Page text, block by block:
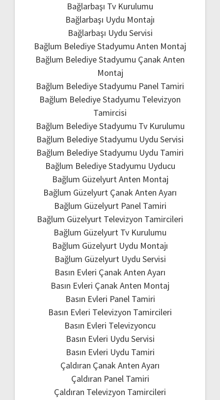
Bağlarbaşı Tv Kurulumu
Bağlarbaşı Uydu Montajı
Bağlarbaşı Uydu Servisi
Bağlum Belediye Stadyumu Anten Montaj
Bağlum Belediye Stadyumu Çanak Anten
Montaj
Bağlum Belediye Stadyumu Panel Tamiri
Bağlum Belediye Stadyumu Televizyon
Tamircisi
Bağlum Belediye Stadyumu Tv Kurulumu
Bağlum Belediye Stadyumu Uydu Servisi
Bağlum Belediye Stadyumu Uydu Tamiri
Bağlum Belediye Stadyumu Uyducu
Bağlum Güzelyurt Anten Montaj
Bağlum Güzelyurt Çanak Anten Ayarı
Bağlum Güzelyurt Panel Tamiri
Bağlum Güzelyurt Televizyon Tamircileri
Bağlum Güzelyurt Tv Kurulumu
Bağlum Güzelyurt Uydu Montajı
Bağlum Güzelyurt Uydu Servisi
Basın Evleri Çanak Anten Ayarı
Basın Evleri Çanak Anten Montaj
Basın Evleri Panel Tamiri
Basın Evleri Televizyon Tamircileri
Basın Evleri Televizyoncu
Basın Evleri Uydu Servisi
Basın Evleri Uydu Tamiri
Çaldıran Çanak Anten Ayarı
Çaldıran Panel Tamiri
Çaldıran Televizyon Tamircileri